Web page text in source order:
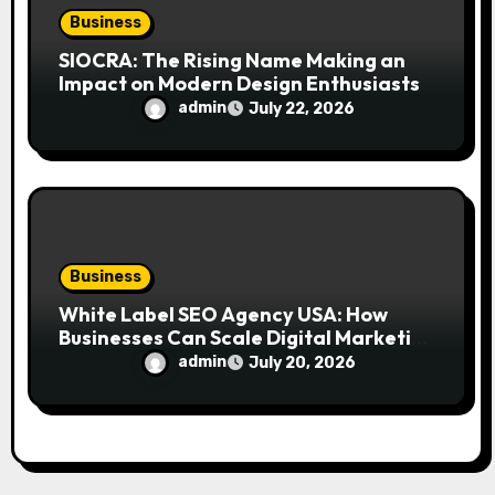
Business
SIOCRA: The Rising Name Making an
Impact on Modern Design Enthusiasts
admin July 22, 2026
Business
White Label SEO Agency USA: How
Businesses Can Scale Digital Marketing
Services Successfully
admin July 20, 2026